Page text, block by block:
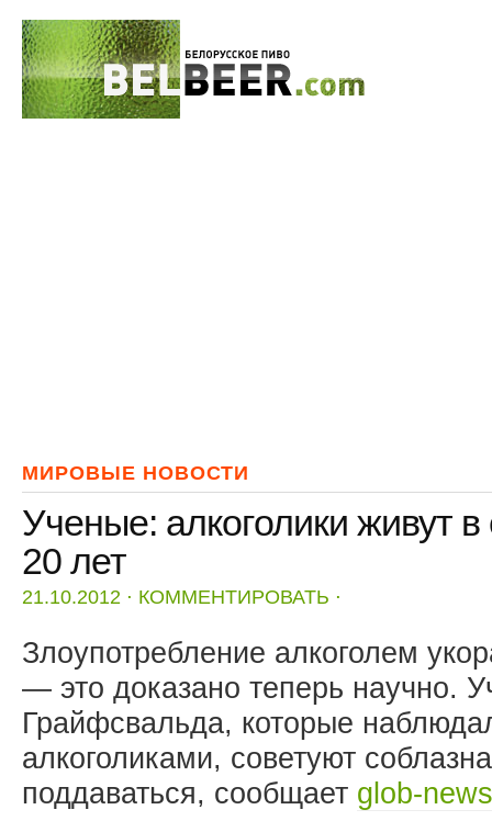
МИРОВЫЕ НОВОСТИ
Ученые: алкоголики живут
20 лет
21.10.2012 ⋅ КОММЕНТИРОВАТЬ ⋅
Злоупотребление алкоголем
— это доказано теперь научно.
Грайфсвальда, которые
алкоголиками, советуют
поддаваться, сообщает glob-